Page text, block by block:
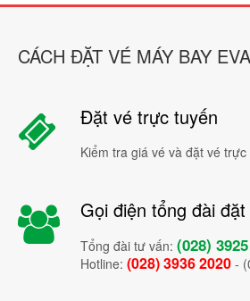
CÁCH ĐẶT VÉ MÁY BAY
Đặt vé trực tuyến
Kiểm tra giá vé và đặt vé trực
Gọi điện tổng đài
Tổng đài tư vấn: (028)
Hotline: (028) 3936 2020 -